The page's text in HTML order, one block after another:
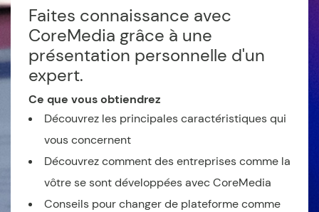
Faites connaissance avec
CoreMedia grâce à une
présentation personnelle d'un
expert.
Ce que vous obtiendrez
Découvrez les principales caractéristiques qui
vous concernent
Découvrez comment des entreprises comme la
vôtre se sont développées avec CoreMedia
Conseils pour changer de plateforme comme